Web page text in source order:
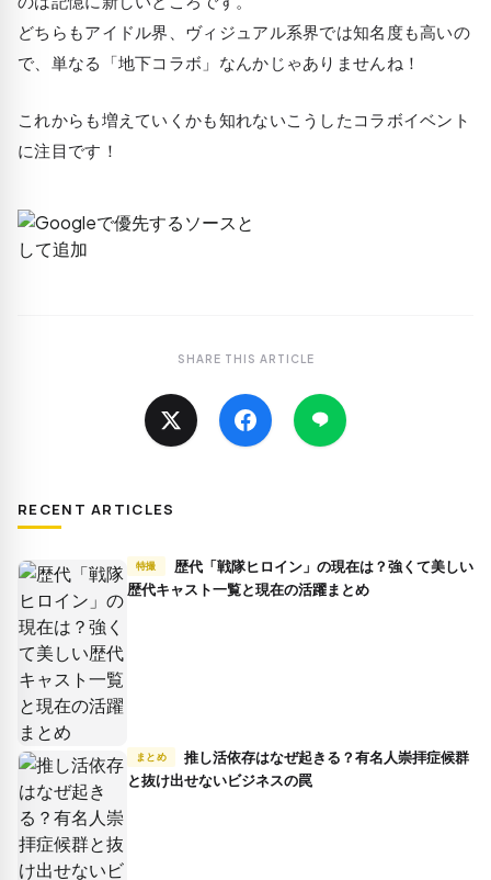
どちらもアイドル界、ヴィジュアル系界では知名度も高いの
で、単なる「地下コラボ」なんかじゃありませんね！
これからも増えていくかも知れないこうしたコラボイベント
に注目です！
SHARE THIS ARTICLE
RECENT ARTICLES
特撮
歴代キャスト一覧と現在の活躍まとめ
まとめ
推し活依存はなぜ起きる？有名人崇拝症候群
と抜け出せないビジネスの罠